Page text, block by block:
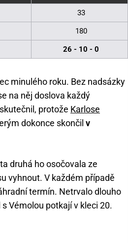
33
180
26 - 10 - 0
minulého roku. Bez nadsázky
na něj doslova každý
protože Karlose
dokonce skončil v
druhá ho osočovala ze
vyhnout. V každém případě
termín. Netrvalo dlouho
Vémolou potkají v kleci 20.